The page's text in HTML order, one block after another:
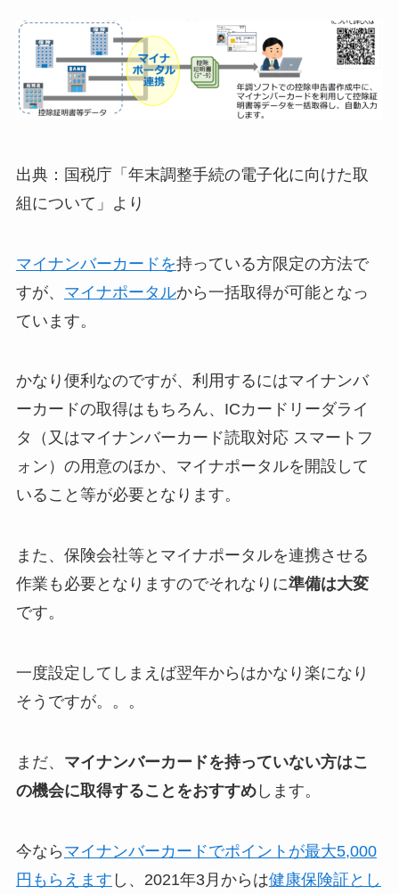
出典：国税庁「年末調整手続の電子化に向けた取
組について」より
マイナンバーカードを持っている方限定の方法で
すが、 マイナポータルから一括取得が可能となっ
ています。
かなり便利なのですが、利用するにはマイナンバ
ーカードの取得はもちろん、ICカードリーダライ
タ（又はマイナンバーカード読取対応 スマートフ
ォン）の用意のほか、マイナポータルを開設して
いること等が必要となります。
また、保険会社等とマイナポータルを連携させる
作業も必要となりますのでそれなりに準備は大変
です。
一度設定してしまえば翌年からはかなり楽になり
そうですが。。。
まだ、 マイナンバーカードを持っていない方はこ
の機会に取得することをおすすめします。
今なら マイナンバーカードでポイントが最大5,000
円もらえます し、2021年3月からは健康保険証とし